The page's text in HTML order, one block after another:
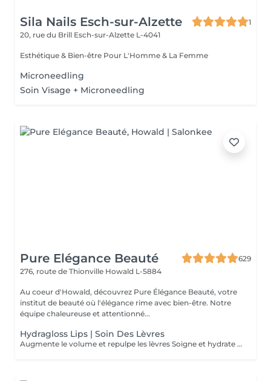
Sila Nails Esch-sur-Alzette
1
20, rue du Brill Esch-sur-Alzette L-4041
Esthétique & Bien-être Pour L'Homme & La Femme
Microneedling
Soin Visage + Microneedling
Pure Elégance Beauté
629
276, route de Thionville Howald L-5884
Au coeur d'Howald, découvrez Pure Élégance Beauté, votre
institut de beauté où l'élégance rime avec bien-être. Notre
équipe chaleureuse et attentionné...
Hydragloss Lips | Soin Des Lèvres
Augmente le volume et repulpe les lèvres Soigne et hydrate les lèvres Diminue les rides et ridules